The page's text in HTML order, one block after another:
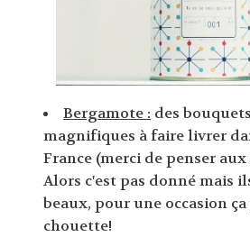
Bergamote : des
magnifiques à faire livrer
France (merci de penser
Alors c'est pas donné mais
beaux, pour une occasion
chouette!